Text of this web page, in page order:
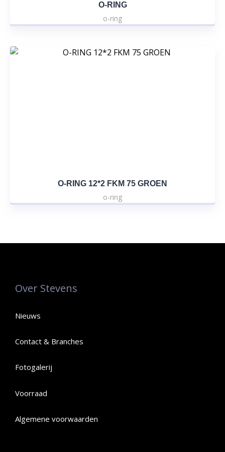
O-RING
o-ring
O-RING 12*2 FKM 75 GROEN
o-ring
Over Stevens
Nieuws
Contact & Branches
Fotogalerij
Voorraad
Algemene voorwaarden